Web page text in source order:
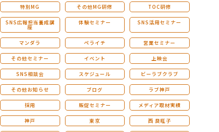
特別MG その他MG研修 TOC研修
SNS広報担当養成講
座
体験セミナー SNS活用セミナー
マンダラ ペライチ 営業セミナー
その他セミナー イベント 上映会
SNS相談会 スケジュール ビーラブクラブ
その他お知らせ ブログ ラブ神戸
採用 販促セミナー メディア取材実績
神戸 東京 西 良旺子